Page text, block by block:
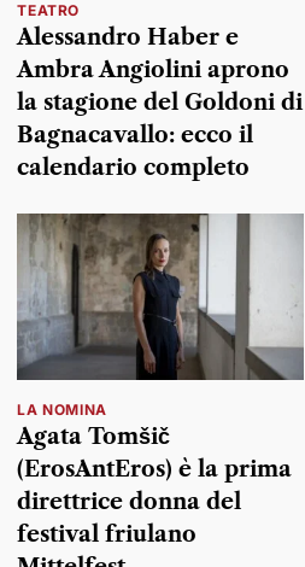
TEATRO
Alessandro Haber e
Ambra Angiolini aprono
la stagione del Goldoni di
Bagnacavallo: ecco il
calendario completo
LA NOMINA
Agata Tomšič
(ErosAntEros) è la prima
direttrice donna del
festival friulano